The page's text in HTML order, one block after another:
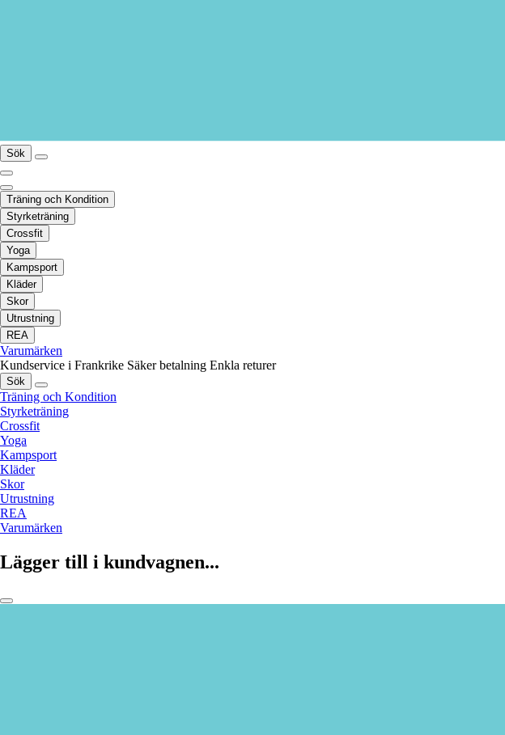
Sök
Träning och Kondition
Styrketräning
Crossfit
Yoga
Kampsport
Kläder
Skor
Utrustning
REA
Varumärken
Kundservice i Frankrike Säker betalning Enkla returer
Sök
Träning och Kondition
Styrketräning
Crossfit
Yoga
Kampsport
Kläder
Skor
Utrustning
REA
Varumärken
Lägger till i kundvagnen...